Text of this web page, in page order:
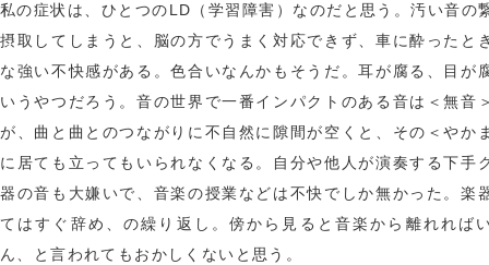
私の症状は、ひとつのLD（学習障害）なのだと思う。汚い音の
摂取してしまうと、脳の方でうまく対応できず、車に酔ったと
な強い不快感がある。色合いなんかもそうだ。耳が腐る、目が
いうやつだろう。音の世界で一番インパクトのある音は＜無音
が、曲と曲とのつながりに不自然に隙間が空くと、その＜やか
に居ても立ってもいられなくなる。自分や他人が演奏する下手
器の音も大嫌いで、音楽の授業などは不快でしか無かった。楽
てはすぐ辞め、の繰り返し。傍から見ると音楽から離れれば
ん、と言われてもおかしくないと思う。